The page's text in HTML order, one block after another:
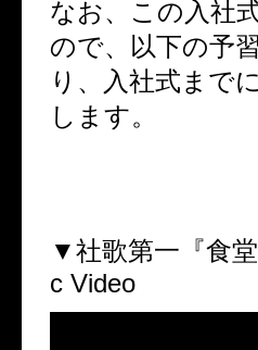
なお、この入社
ので、以下の予
り、入社式まで
します。
▼社歌第一『食
c Video